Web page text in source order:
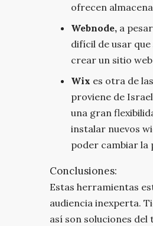
ofrecen
Webnode, a
difícil de usar
crear un sitio
Wix es otra de
proviene de
una gran
instalar nuevos
poder cambiar la
Conclusiones:
Estas herramientas
audiencia inexperta.
así son soluciones